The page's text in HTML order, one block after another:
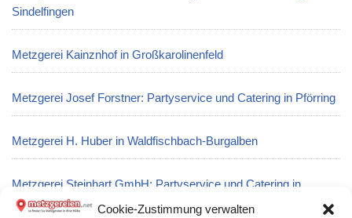
Cookie-Zustimmung verwalten
Sindelfingen
Metzgerei Kainznhof in Großkarolinenfeld
Metzgerei Josef Forstner: Partyservice und Catering in Pförring
Metzgerei H. Huber in Waldfischbach-Burgalben
Metzgerei Steinhart GmbH: Partyservice und Catering in
Albstadt